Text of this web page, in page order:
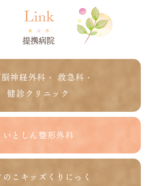
Link
提携病院
神経外科・ 救急科・
健診クリニック
いとしん整形外科
のこキッズくりにっく